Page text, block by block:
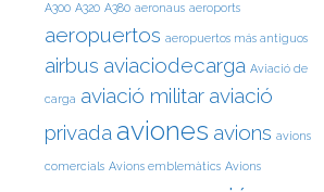
A300 A320 A380 aeronaus aeroports
aeropuertos aeropuertos más antiguos
airbus aviaciodecarga Aviació de
carga aviació militar aviació
privada aviones avions avions
comercials Avions emblemàtics Avions